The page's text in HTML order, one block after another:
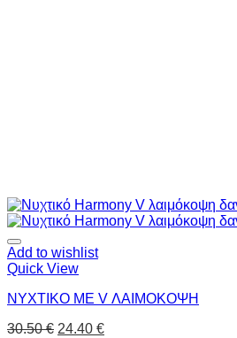
Add to wishlist
Quick View
ΝΥΧΤΙΚΟ ΜΕ V ΛΑΙΜΟΚΟΨΗ
30.50€ 24.40 €